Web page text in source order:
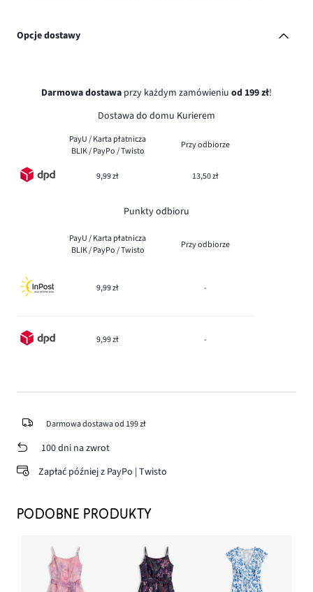
Opcje dostawy
Darmowa dostawa przy każdym zamówieniu od 199 zł!
Dostawa do domu Kurierem
PayU / Karta płatnicza
BLIK / PayPo / Twisto
Przy odbiorze
9,99 zł 13,50 zł
Punkty odbioru
PayU / Karta płatnicza
BLIK / PayPo / Twisto
Przy odbiorze
9,99 zł -
9,99 zł -
Darmowa dostawa od 199 zł
100 dni na zwrot
Zapłać później z PayPo | Twisto
PODOBNE PRODUKTY